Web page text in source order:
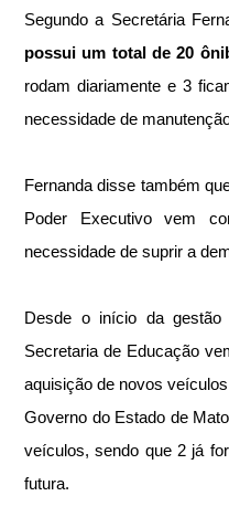
Segundo a Secretária
possui um total de 20
rodam diariamente e 3
necessidade de
Fernanda disse também
Poder Executivo vem
necessidade de suprir a
Desde o início da
Secretaria de Educação
aquisição de novos
Governo do Estado de
veículos, sendo que 2 já
futura.